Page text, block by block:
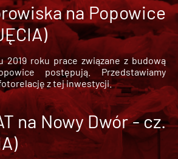
na Popowice
2019 roku prace związane z budową
postępują. Przedstawiamy
z tej inwestycji.
na Nowy Dwór - cz.